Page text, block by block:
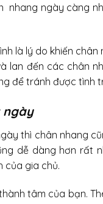
ngày càng
là lý do khiến
lan đến các chân
để tránh được tình
ngày
thì chân nhang
dễ dàng hơn rất
của gia chủ.
tâm của bạn.